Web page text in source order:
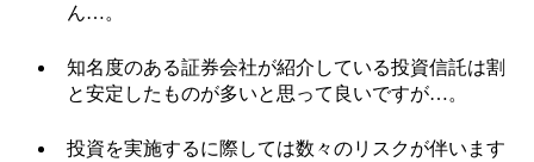
ん…。
知名度のある証券会社が紹介している投資信託は割
と安定したものが多いと思って良いですが…。
投資を実施するに際しては数々のリスクが伴います